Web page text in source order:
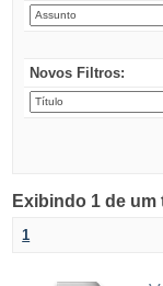
Novos Filtros:
Exibindo 1 de
1